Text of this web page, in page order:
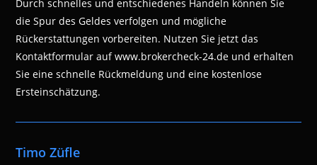
Durch schnelles und entschiedenes Handeln können Sie
die Spur des Geldes verfolgen und mögliche
Rückerstattungen vorbereiten. Nutzen Sie jetzt das
Kontaktformular auf www.brokercheck-24.de und erhalten
Sie eine schnelle Rückmeldung und eine kostenlose
Ersteinschätzung.
Timo Züfle